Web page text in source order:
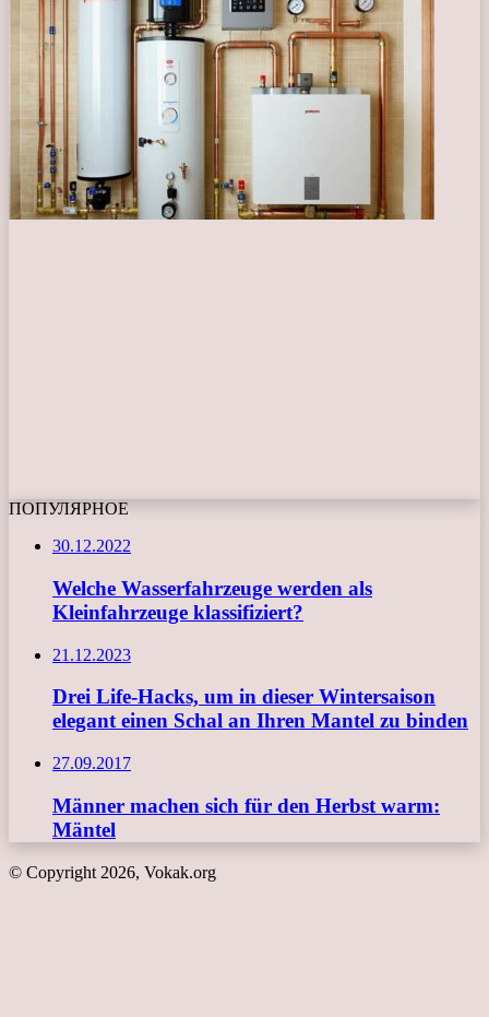
ПОПУЛЯРНОЕ
30.12.2022
Welche Wasserfahrzeuge werden als
Kleinfahrzeuge klassifiziert?
21.12.2023
Drei Life-Hacks, um in dieser Wintersaison
elegant einen Schal an Ihren Mantel zu binden
27.09.2017
Männer machen sich für den Herbst warm:
Mäntel
© Copyright 2026, Vokak.org